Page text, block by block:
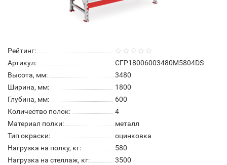
Рейтинг:
Артикул:
СГР18006003480M5804DS
Высота, мм:
3480
Ширина, мм:
1800
Глубина, мм:
600
Количество полок:
4
Материал полки:
металл
Тип окраски:
оцинковка
Нагрузка на полку, кг:
580
Нагрузка на стеллаж, кг:
3500